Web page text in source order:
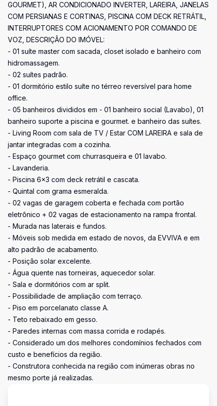
GOURMET), AR CONDICIONADO INVERTER, LAREIRA, JANELAS
COM PERSIANAS E CORTINAS, PISCINA COM DECK RETRÁTIL,
INTERRUPTORES COM ACIONAMENTO POR COMANDO DE
VOZ, DESCRIÇÃO DO IMÓVEL:
- 01 suíte master com sacada, closet isolado e banheiro com
hidromassagem.
- 02 suítes padrão.
- 01 dormitório estilo suíte no térreo reversível para home
office.
- 05 banheiros divididos em - 01 banheiro social (Lavabo), 01
banheiro suporte a piscina e gourmet. e banheiro das suítes.
- Living Room com sala de TV / Estar COM LAREIRA e sala de
jantar integradas com a cozinha.
- Espaço gourmet com churrasqueira e 01 lavabo.
- Lavanderia.
- Piscina 6x3 com deck retrátil e cascata.
- Quintal com grama esmeralda.
- 02 vagas de garagem coberta e fechada com portão
eletrônico + 02 vagas de estacionamento na rampa frontal.
- Murada nas laterais e fundos.
- Móveis sob medida em estado de novos, da EVVIVA e em
alto padrão de acabamento.
- Posição solar excelente.
- Água quente nas torneiras, aquecedor solar.
- Sala e dormitórios com ar split.
- Possibilidade de ampliação com terraço.
- Piso em porcelanato classe A.
- Teto rebaixado em gesso.
- Paredes internas com massa corrida e rodapés.
- Considerado um dos melhores condomínios fechados com
custo e benefícios da região.
- Construtora conhecida na região com inúmeras obras no
mesmo porte já realizadas.